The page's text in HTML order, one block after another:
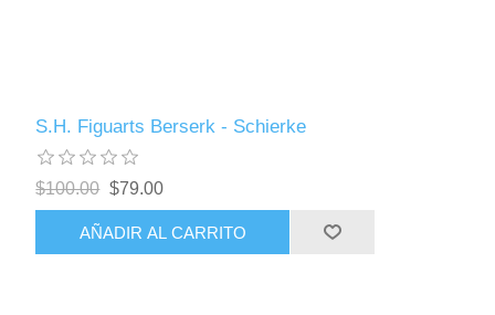
S.H. Figuarts Berserk - Schierke
$100.00 $79.00
AÑADIR AL CARRITO